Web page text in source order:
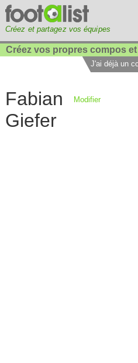
Créez et partagez vos équipes
Créez vos propres compos
J'ai déjà un
Fabian
Giefer
Modifier